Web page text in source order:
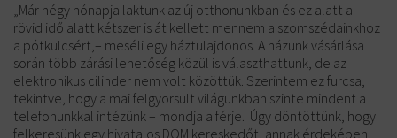
„Már négy hónapja laktunk az új otthonunkban és ez alatt a
rövid idő alatt kétszer is át kellett mennem a szomszédainkhoz
a pótkulcsért,– meséli egy háztulajdonos. A házunk vásárlása
során több zárási lehetőség közül is választhattunk, de az
elektronikus cilinder nem volt közöttük. Szerintem ez furcsa,
tekintve, hogy a mai felgyorsult világunkban szinte mindent a
telefonunkkal intézünk – mondja a férje. Úgy döntöttünk, hogy
felkeresünk egy hivatalos DOM kereskedőt, annak érdekében,